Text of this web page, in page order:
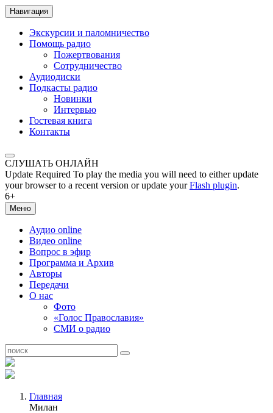
Навигация
Экскурсии и паломничество
Помощь радио
Пожертвования
Сотрудничество
Аудиодиски
Подкасты радио
Новинки
Интервью
Гостевая книга
Контакты
СЛУШАТЬ ОНЛАЙН
Update Required To play the media you will need to either update
your browser to a recent version or update yourFlash plugin.
6+
Меню
Аудио online
Видео online
Вопрос в эфир
Программа и Архив
Авторы
Передачи
О нас
Фото
«Голос Православия»
СМИ о радио
Главная
Милан